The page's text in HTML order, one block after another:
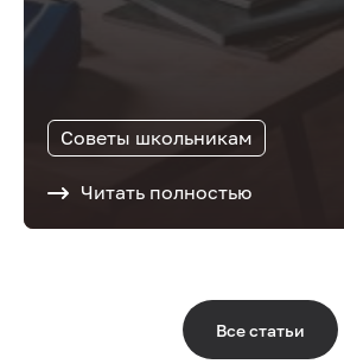
Советы школьникам
Читать полностью
Все статьи